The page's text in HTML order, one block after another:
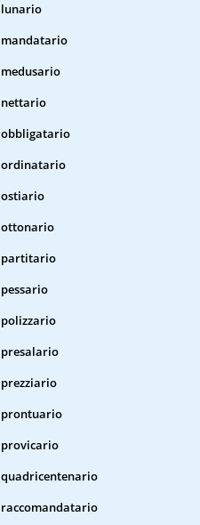
lunario
mandatario
medusario
nettario
obbligatario
ordinatario
ostiario
ottonario
partitario
pessario
polizzario
presalario
prezziario
prontuario
provicario
quadricentenario
raccomandatario